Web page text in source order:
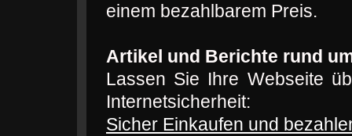
einem bezahlbarem Preis.
Artikel und Berichte rund
Lassen Sie Ihre Webseite
Internetsicherheit:
Sicher Einkaufen und